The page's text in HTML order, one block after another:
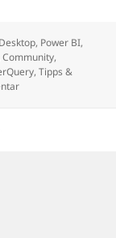
Desktop, Power BI,
Community,
,Tipps &
zu BI Thinkers Talk